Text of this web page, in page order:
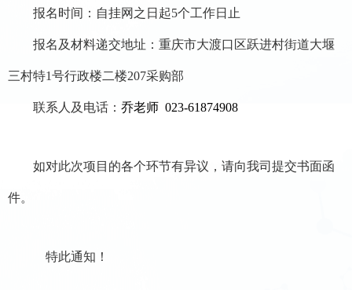
报名时间：自挂网之日起5个工作日止
报名及材料递交地址：重庆市大渡口区跃进村街道大堰
三村特1号行政楼二楼207采购部
联系人及电话： 乔老师 023-61874908
如对此次项目的各个环节有异议， 请向我司 提交书面函
件。
特此通知！